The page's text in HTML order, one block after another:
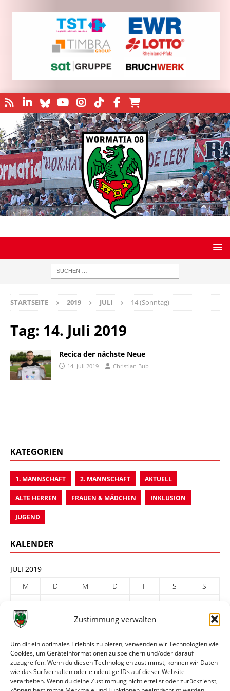
Zustimmung verwalten
Um dir ein optimales Erlebnis zu bieten, verwenden wir Technologien wie
Cookies, um Geräteinformationen zu speichern und/oder darauf
zuzugreifen. Wenn du diesen Technologien zustimmst, können wir Daten
wie das Surfverhalten oder eindeutige IDs auf dieser Website
verarbeiten. Wenn du deine Zustimmung nicht erteilst oder zurückziehst,
STARTSEITE 2019 JULI 14 (Sonntag)
Tag: 14. Juli 2019
Recica der nächste Neue
14. Juli 2019 Christian Bub
KATEGORIEN
1. MANNSCHAFT 2. MANNSCHAFT AKTUELL
ALTE HERREN FRAUEN & MÄDCHEN INKLUSION
JUGEND
KALENDER
JULI 2019
M
D M D F S
S
1
2 3 4 5 6
7
8
10 11 12
22
23 24 25 26 27
29
30
31
« Juni
Aug. »